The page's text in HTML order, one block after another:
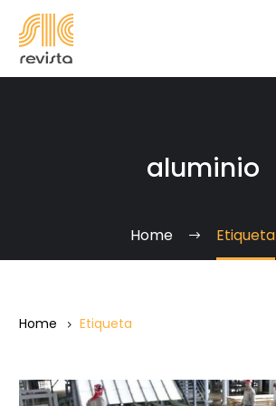
aluminio
Home Etiqueta
Home Etiqueta
Números